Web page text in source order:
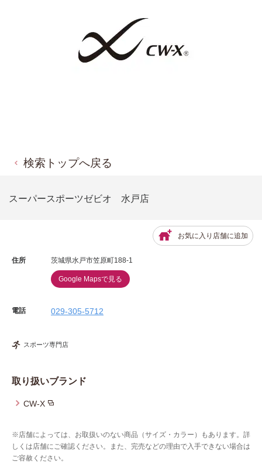
検索トップへ戻る
スーパースポーツゼビオ 水戸店
お気に入り店舗に追加
住所 茨城県水戸市笠原町188-1
Google Mapsで見る
電話 029-305-5712
スポーツ専門店
取り扱いブランド
CW-X
※店舗によっては、お取扱いのない商品（サイズ・カラー）もあります。詳
しくは店舗にご確認ください。また、完売などの理由で入手できない場合は
ご容赦ください。